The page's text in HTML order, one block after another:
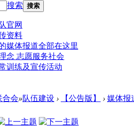
搜索 搜索
官网
资料
媒体报道全部在这里
念 志愿服务社会
训练及宣传活动
合会»队伍建设 › 【公告版】 › 媒体报